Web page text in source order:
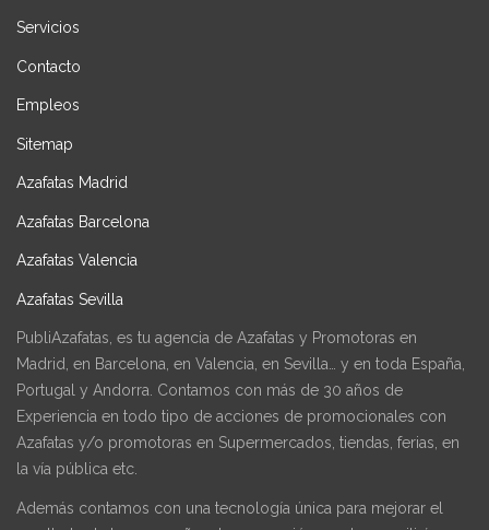
Servicios
Contacto
Empleos
Sitemap
Azafatas Madrid
Azafatas Barcelona
Azafatas Valencia
Azafatas Sevilla
PubliAzafatas, es tu agencia de Azafatas y Promotoras en
Madrid, en Barcelona, en Valencia, en Sevilla… y en toda España,
Portugal y Andorra. Contamos con más de 30 años de
Experiencia en todo tipo de acciones de promocionales con
Azafatas y/o promotoras en Supermercados, tiendas, ferias, en
la vía pública etc.
Además contamos con una tecnología única para mejorar el